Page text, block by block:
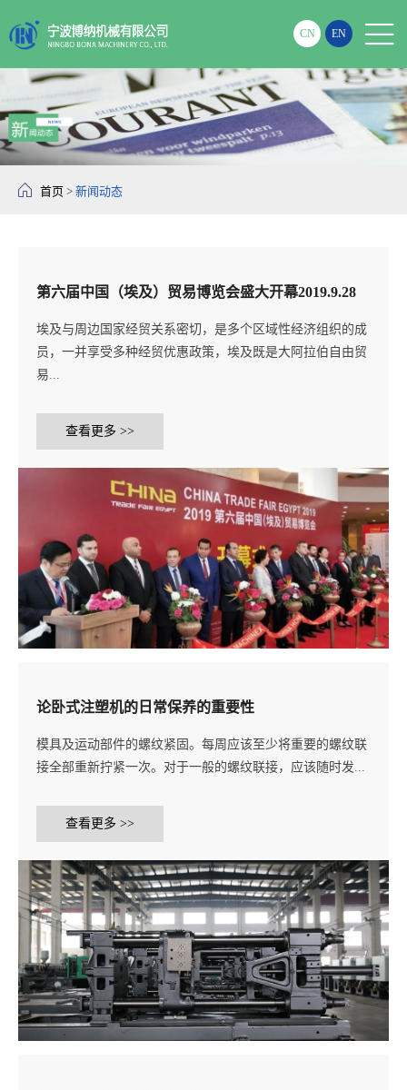

CN EN
 首页 > 新闻动态
第六届中国（埃及）贸易博览会盛大开幕2019.9.28
埃及与周边国家经贸关系密切，是多个区域性经济组织的成
员，一并享受多种经贸优惠政策，埃及既是大阿拉伯自由贸
易...
查看更多 >>
论卧式注塑机的日常保养的重要性
模具及运动部件的螺纹紧固。每周应该至少将重要的螺纹联
接全部重新拧紧一次。对于一般的螺纹联接，应该随时发...
查看更多 >>